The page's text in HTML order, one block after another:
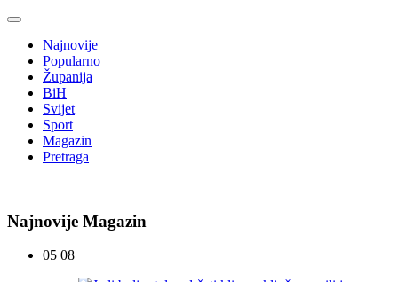
Najnovije
Popularno
Županija
BiH
Svijet
Sport
Magazin
Pretraga
Najnovije Magazin
05 08